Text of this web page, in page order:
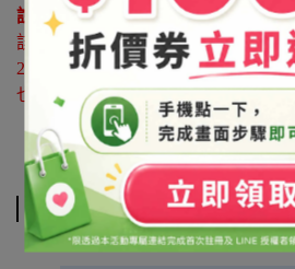
說明 ：
該原料屬於協尋客訂品，如有購買需
25596118
也可利用 LINE@官方帳號詢問 帳號
相關商品